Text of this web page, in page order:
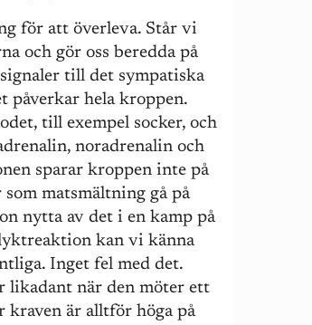
för att överleva. Står vi
och gör oss beredda på
till det sympatiska
påverkar hela kroppen.
till exempel socker, och
noradrenalin och
sparar kroppen inte på
matsmältning gå på
nytta av det i en kamp på
kan vi känna
Inget fel med det.
likadant när den möter ett
kraven är alltför höga på